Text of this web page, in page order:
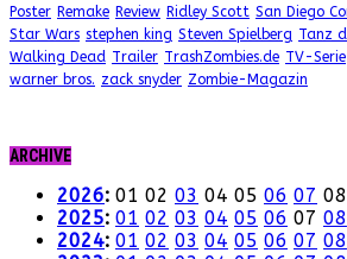
Poster Remake Review Ridley Scott San Diego
Star Wars stephen king Steven Spielberg Tanz
Walking Dead Trailer TrashZombies.de TV-Serie
warner bros. zack snyder Zombie-Magazin
ARCHIVE
2026: 01 02 03 04 05 06 07 08
2025: 01 02 03 04 05 06 07 08
2024: 01 02 03 04 05 06 07 08